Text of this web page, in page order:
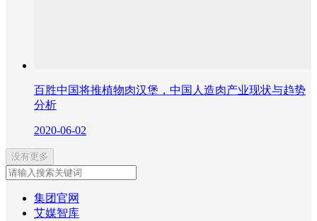
百胜中国将推植物肉汉堡，中国人造肉产业现状与趋势
分析
2020-06-02
没有更多
集团官网
艾媒智库